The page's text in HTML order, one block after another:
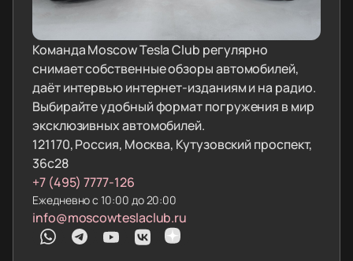
Команда Moscow Tesla Club регулярно
снимает собственные обзоры автомобилей,
даёт интервью интернет-изданиям и на радио.
Выбирайте удобный формат погружения в мир
эксклюзивных автомобилей.
121170, Россия, Москва, Кутузовский проспект,
36с28
+7 (495) 7777-126
Ежедневно с 10:00 до 20:00
info@moscowteslaclub.ru